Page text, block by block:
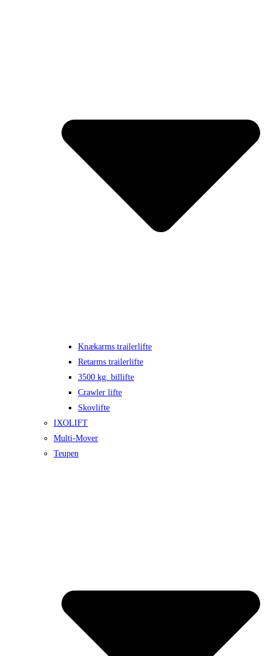
Knækarms trailerlifte
Retarms trailerlifte
3500 kg. billifte
Crawler lifte
Skovlifte
IXOLIFT
Multi-Mover
Teupen